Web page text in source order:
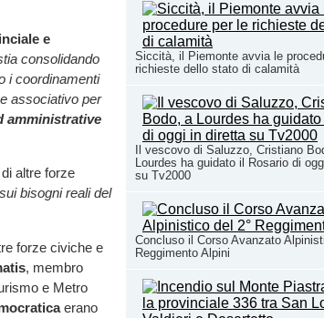
Siccità, il Piemonte avvia le
richieste dello stato di calamità
Il vescovo di Saluzzo, Cristiano
Lourdes ha guidato il Rosario di
su Tv2000
Concluso il Corso Avanzato
Reggimento Alpini
e
consolidando
i coordinamenti
associativo per
amministrative
altre forze
bisogni reali del
forze civiche e
, membro
e Metro
erano